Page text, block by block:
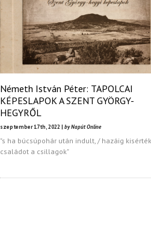
Németh István Péter: TAPOLCAI
KÉPESLAPOK A SZENT GYÖRGY-
HEGYRŐL
szeptember 17th, 2022 | by Napút Online
"s ha búcsúpohár után indult, / hazáig
családot a csillagok"